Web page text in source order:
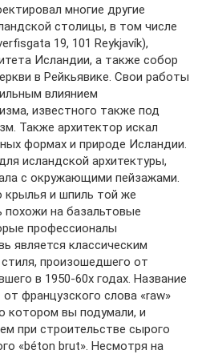
многие другие
столицы, в том числе
19, 101 Reykjavík),
Исландии, а также собор
в Рейкьявике. Свои работы
влиянием
известного также под
Также архитектор искал
формах и природе Исландии.
исландской архитектуры,
с окружающими пейзажами.
крылья и шпиль той же
похожи на базальтовые
профессионалы
является классическим
произошедшего от
в 1950-60х годах. Название
французского слова «raw»
котором вы подумали, и
при строительстве сырого
«béton brut». Несмотря на